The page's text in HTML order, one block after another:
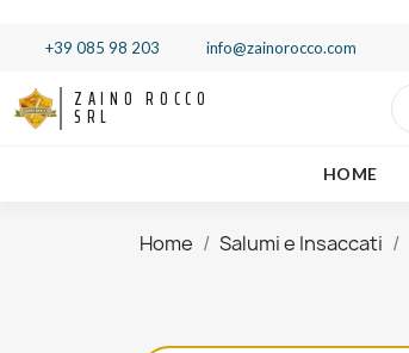
+39 085 98 203 info@zainorocco.com
ZAINO ROCCO
SRL
HOME
Home Salumi e Insaccati